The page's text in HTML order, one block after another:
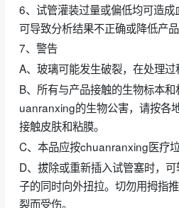
6、试管灌装过量或偏低均可造成
可导致分析结果不正确或降低产品
7、警告
A、玻璃可能发生破裂，在处理过
B、所有与产品接触的生物标本
uanranxing的生物公害，请按各
接触皮肤和粘膜。
C、本品应按chuanranxing医疗垃
D、拔除或重新插入试管塞时，
子的同时向外扭拉。切勿用拇指
裂而受伤。